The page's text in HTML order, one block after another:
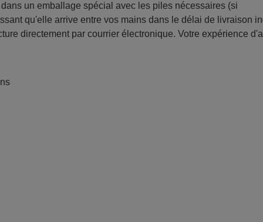
un emballage spécial avec les piles nécessaires (si
qu'elle arrive entre vos mains dans le délai de livraison
directement par courrier électronique. Votre expérience